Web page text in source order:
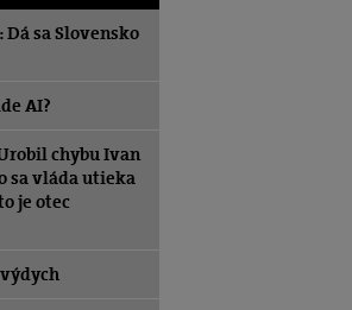
sa Slovensko
AI?
chybu Ivan
sa vláda utieka
je otec